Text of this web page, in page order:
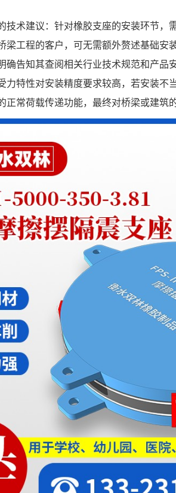
技术建议：针对橡胶支座的安装环节，
梁工程的客户，可无需额外赘述基础安
确告知其查阅相关行业技术规范和产品
力特性对安装精度要求较高，若安装不
正常荷载传递功能，最终对桥梁或建筑